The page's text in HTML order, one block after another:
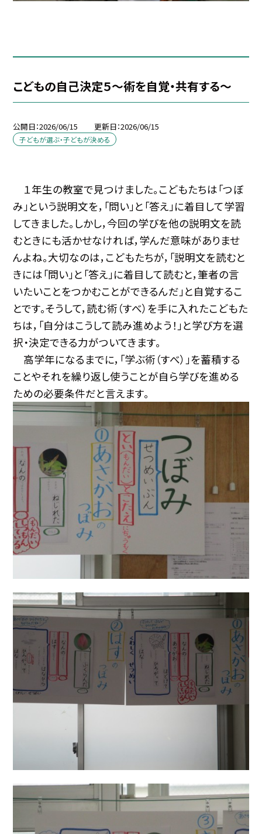
こどもの自己決定５～術を自覚・共有する～
公開日 2026/06/15 更新日 2026/06/15
子どもが選ぶ・子どもが決める
１年生の教室で見つけました。こどもたちは「つぼ
み」という説明文を，「問い」と「答え」に着目して学習
してきました。しかし，今回の学びを他の説明文を読
むときにも活かせなければ，学んだ意味がありませ
んよね。大切なのは，こどもたちが，「説明文を読むと
きには「問い」と「答え」に着目して読むと，筆者の言
いたいことをつかむことができるんだ」と自覚するこ
とです。そうして，読む術（すべ）を手に入れたこどもた
ちは，「自分はこうして読み進めよう！」と学び方を選
択・決定できる力がついてきます。
高学年になるまでに，「学ぶ術（すべ）」を蓄積する
ことやそれを繰り返し使うことが自ら学びを進める
ための必要条件だと言えます。